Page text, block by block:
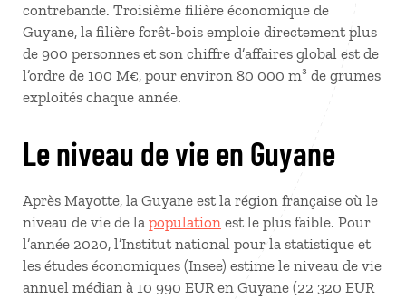
contrebande. Troisième filière économique de
Guyane, la filière forêt-bois emploie directement plus
de 900 personnes et son chiffre d’affaires global est de
l’ordre de 100 M€, pour environ 80 000 m³ de grumes
exploités chaque année.
Le niveau de vie en Guyane
Après Mayotte, la Guyane est la région française où le
niveau de vie de la population est le plus faible. Pour
l’année 2020, l’Institut national pour la statistique et
les études économiques (Insee) estime le niveau de vie
annuel médian à 10 990 EUR en Guyane (22 320 EUR